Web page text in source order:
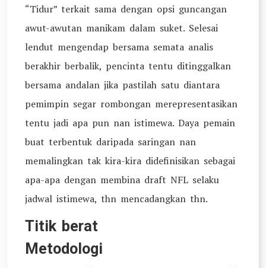
“Tidur” terkait sama dengan opsi guncangan
awut-awutan manikam dalam suket. Selesai
lendut mengendap bersama semata analis
berakhir berbalik, pencinta tentu ditinggalkan
bersama andalan jika pastilah satu diantara
pemimpin segar rombongan merepresentasikan
tentu jadi apa pun nan istimewa. Daya pemain
buat terbentuk daripada saringan nan
memalingkan tak kira-kira didefinisikan sebagai
apa-apa dengan membina draft NFL selaku
jadwal istimewa, thn mencadangkan thn.
Titik berat
Metodologi